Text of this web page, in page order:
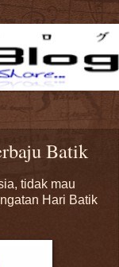
Batik
tidak mau
Hari Batik